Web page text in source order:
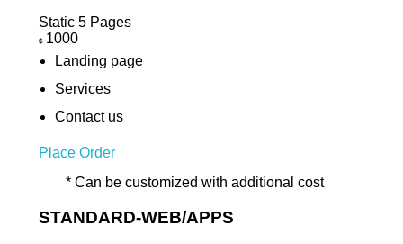
Static 5 Pages
$ 1000
Landing page
Services
Contact us
Place Order
* Can be customized with additional cost
STANDARD-WEB/APPS